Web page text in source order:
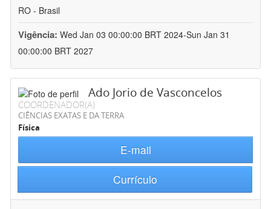
RO - Brasil
Vigência: Wed Jan 03 00:00:00 BRT 2024-Sun Jan 31
00:00:00 BRT 2027
Ado Jorio de Vasconcelos
COORDENADOR(A)
CIÊNCIAS EXATAS E DA TERRA
Física
E-mail
Currículo